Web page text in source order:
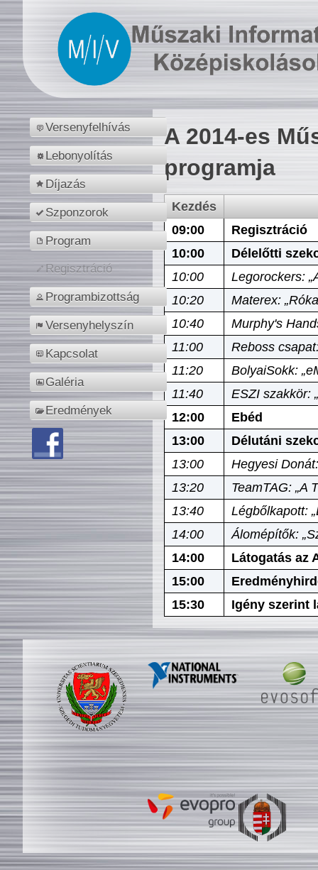
Versenyfelhívás
Lebonyolítás
Díjazás
Szponzorok
Program
Regisztráció
Programbizottság
Versenyhelyszín
Kapcsolat
Galéria
Eredmények
A 2014-es
programja
Kezdés
09:00
Regisztráció
10:00
Délelőtti
10:00
Legorockers:
10:20
Materex:
10:40
Murphy's
11:00
Reboss
11:20
BolyaiSokk:
11:40
ESZI szakkör:
12:00
Ebéd
13:00
Délutáni
13:00
Hegyesi
13:20
TeamTAG: „A
13:40
Légbőlkapott:
14:00
Álomépítők:
14:00
Látogatás az
15:00
15:30
Igény szerint